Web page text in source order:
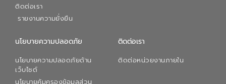
ติดต่อเรา
รายงานความยั่งยืน
นโยบายความปลอดภัย
นโยบายความปลอดภัยด้าน
เว็บไซต์
นโยบายคุ้มครองข้อมูลส่วน
ติดต่อเรา
ติดต่อหน่วยงานภายใน